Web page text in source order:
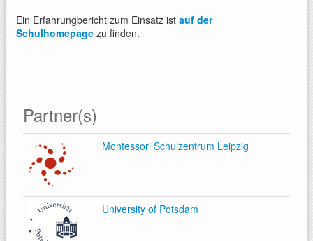
Ein Erfahrungbericht zum Einsatz ist auf der
Schulhomepage zu finden.
Partner(s)
Montessori Schulzentrum Leipzig
University of Potsdam